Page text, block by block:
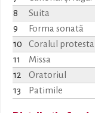
8
Suita
9
Forma sonată
10
Coralul
11
Missa
12
Oratoriul
13
Patimile